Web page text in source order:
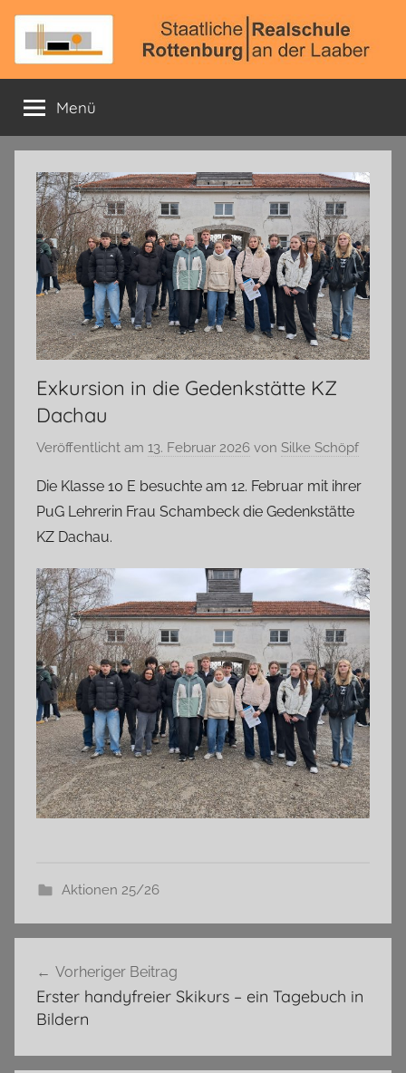
Zum
Inhalt
springen
Staatliche
Realschule
Rottenburg
a.
d.
Laaber
Offizielle
Schulhomepage
Menü
Exkursion in die Gedenkstätte KZ
Dachau
Veröffentlicht am 13. Februar 2026 von Silke Schöpf
Die Klasse 10 E besuchte am 12. Februar mit ihrer
PuG Lehrerin Frau Schambeck die Gedenkstätte
KZ Dachau.
Aktionen 25/26
Vorheriger Beitrag
Erster handyfreier Skikurs – ein Tagebuch in
Bildern